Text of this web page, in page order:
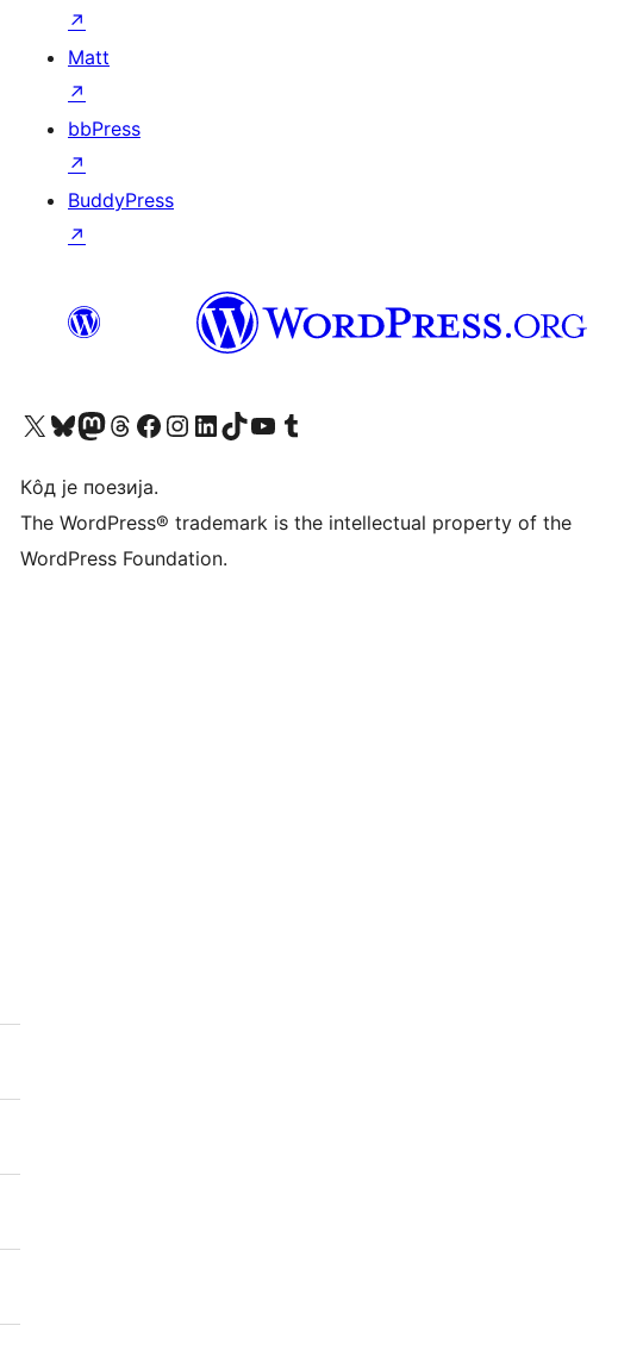
↗
Matt
↗
bbPress
↗
BuddyPress
↗
Visit our X (formerly Twitter) account
Посетите наш Bluesky налог
Visit our Mastodon account
Посетите наш налог на Threads-у Visit our Facebook page
Посетите наш Инстаграм налог
Visit our LinkedIn account
Посетите наш TikTok налог
Visit our YouTube channel
Посетите наш Tumblr налог
Кôд је поезија.
The WordPress® trademark is the intellectual property of the
WordPress Foundation.